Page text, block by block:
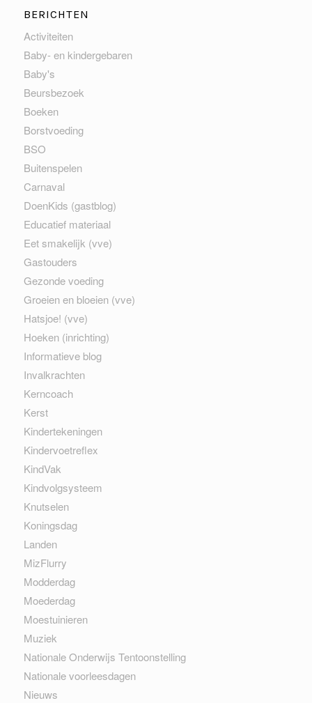
BERICHTEN
Activiteiten
Baby- en kindergebaren
Baby's
Beursbezoek
Boeken
Borstvoeding
BSO
Buitenspelen
Carnaval
DoenKids (gastblog)
Educatief materiaal
Eet smakelijk (vve)
Gastouders
Gezonde voeding
Groeien en bloeien (vve)
Hatsjoe! (vve)
Hoeken (inrichting)
Informatieve blog
Invalkrachten
Kerncoach
Kerst
Kindertekeningen
Kindervoetreflex
KindVak
Kindvolgsysteem
Knutselen
Koningsdag
Landen
MizFlurry
Modderdag
Moederdag
Moestuinieren
Muziek
Nationale Onderwijs Tentoonstelling
Nationale voorleesdagen
Nieuws